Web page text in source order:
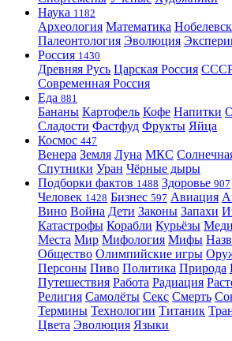
Наука 1182
Археология Математика
Палеонтология Эволюция
Россия 1430
Древняя Русь Царская Россия
Современная Россия
Еда 881
Бананы Картофель Кофе Напитки
Сладости Фастфуд Фрукты Яйца
Космос 447
Венера Земля Луна МКС
Спутники Уран Чёрные дыры
Подборки фактов 1488 Здоровье 907
Человек 1428 Бизнес 597 Авиация
Вино Война Дети Законы Запахи
Катастрофы Корабли Курьёзы
Места Мир Мифология Мифы
Общество Олимпийские игры
Персоны Пиво Политика Природа
Путешествия Работа Радиация
Религия Самолёты Секс Смерть
Термины Технологии Титаник
Цвета Эволюция Языки